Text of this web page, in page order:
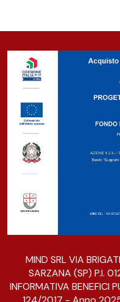
MIND SRL VIA
SARZANA (SP) P.I.
INFORMATIVA BENEFICI